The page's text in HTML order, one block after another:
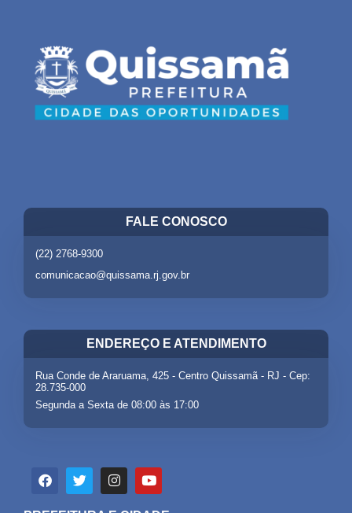
FALE CONOSCO
(22) 2768-9300
comunicacao@quissama.rj.gov.br
ENDEREÇO E ATENDIMENTO
Rua Conde de Araruama, 425 - Centro Quissamã - RJ - Cep:
28.735-000
Segunda a Sexta de 08:00 às 17:00